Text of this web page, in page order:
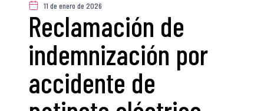
11 de enero de 2026
Reclamación de
indemnización por
accidente de